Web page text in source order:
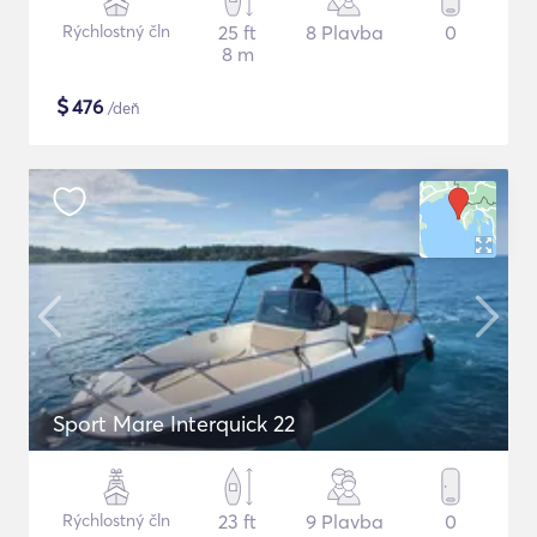
Rýchlostný čln
25 ft
8 m
8 Plavba 0
$476 /deň
Sport Mare Interquick 22
Rýchlostný čln
23 ft
9 Plavba 0